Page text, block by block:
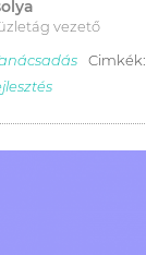
vezető
Cimkék: